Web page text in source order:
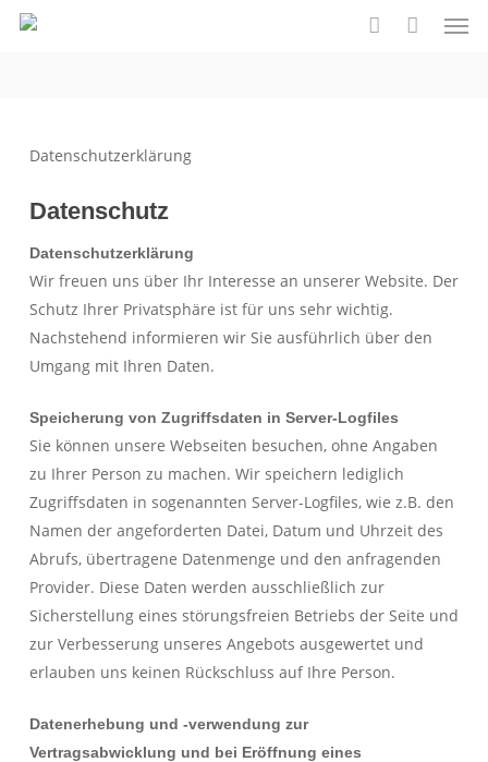
Skip
Datenschutzerklärung
Datenschutz
Datenschutzerklärung
Wir freuen uns über Ihr Interesse an unserer Website. Der
Schutz Ihrer Privatsphäre ist für uns sehr wichtig.
Nachstehend informieren wir Sie ausführlich über den
Umgang mit Ihren Daten.
Speicherung von Zugriffsdaten in Server-Logfiles
Sie können unsere Webseiten besuchen, ohne Angaben
zu Ihrer Person zu machen. Wir speichern lediglich
Zugriffsdaten in sogenannten Server-Logfiles, wie z.B. den
Namen der angeforderten Datei, Datum und Uhrzeit des
Abrufs, übertragene Datenmenge und den anfragenden
Provider. Diese Daten werden ausschließlich zur
Sicherstellung eines störungsfreien Betriebs der Seite und
zur Verbesserung unseres Angebots ausgewertet und
erlauben uns keinen Rückschluss auf Ihre Person.
Datenerhebung und -verwendung zur
Vertragsabwicklung und bei Eröffnung eines